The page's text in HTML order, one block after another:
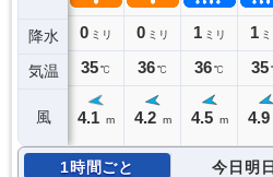
降水
気温
風
0 ミリ
35℃
4.1 m
0 ミリ
36℃
4.2 m
1 ミリ
36℃
4.5 m
1
35
4.9
1時間ごと 今日明日